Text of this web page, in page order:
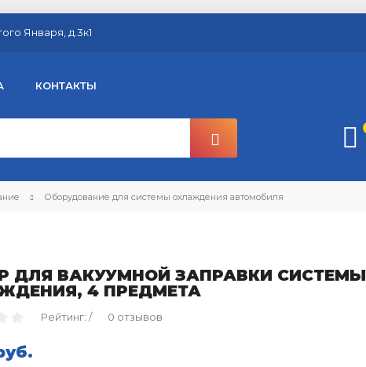
Января, д.3к1
КОНТАКТЫ
Оборудование для системы охлаждения автомобиля
ДЛЯ ВАКУУМНОЙ ЗАПРАВКИ СИСТЕМЫ
4 ПРЕДМЕТА
Рейтинг: / 0 отзывов